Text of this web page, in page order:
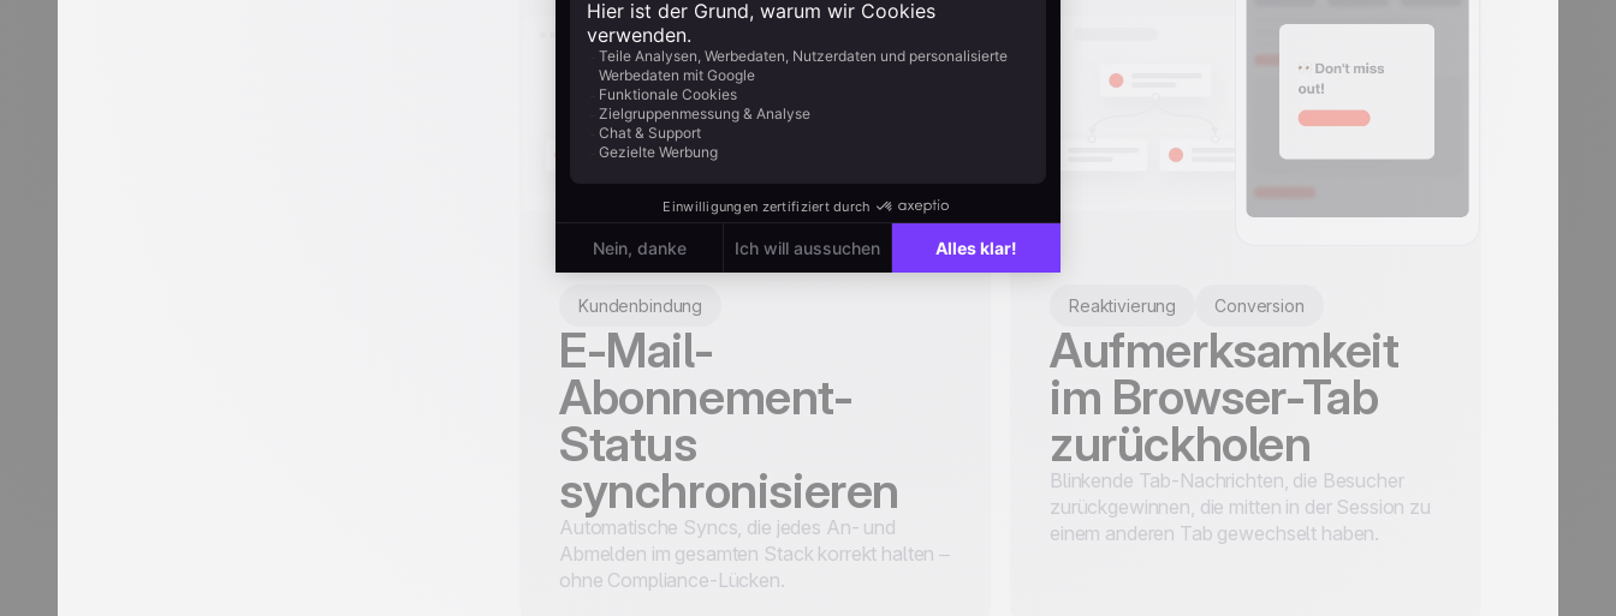
Kundenbindung
E-Mail-
Abonnement-
Status
synchronisieren
Automatische Syncs, die jedes An- und
Abmelden im gesamten Stack korrekt halten –
ohne Compliance-Lücken.
Reaktivierung Conversion
Aufmerksamkeit
im Browser-Tab
zurückholen
Blinkende Tab-Nachrichten, die Besucher
zurückgewinnen, die mitten in der Session zu
einem anderen Tab gewechselt haben.